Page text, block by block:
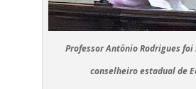
Professor Antônio Rodrigues foi
conselheiro estadual de